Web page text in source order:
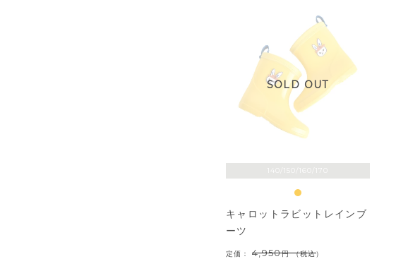
140/150/160/170
SOLD OUT
キャロットラビットレインブ
ーツ
定価： 4,950 （税込）